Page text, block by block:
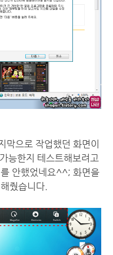
막으로 작업했던 화면이
능한지 테스트해보려고
안했었네요^^; 화면을
줬습니다.